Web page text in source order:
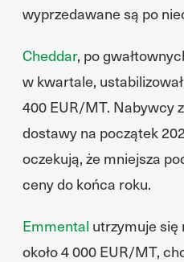
wyprzedawane są po
Cheddar, po
w kwartale,
400 EUR/MT. Nabywcy
dostawy na początek
oczekują, że mniejsza
ceny do końca roku.
Emmental utrzymuje się
około 4 000 EUR/MT,